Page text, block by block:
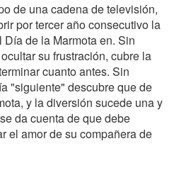
de una cadena de televisión,
por tercer año consecutivo la
de la Marmota en. Sin
su frustración, cubre la
cuanto antes. Sin
"siguiente" descubre que de
y la diversión sucede una y
da cuenta de que debe
el amor de su compañera de